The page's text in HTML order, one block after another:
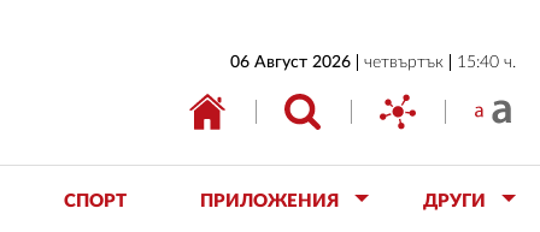
06 Август 2026 четвъртък 15:40 ч.
СПОРТ ПРИЛОЖЕНИЯ ДРУГИ
ИКОНОМИКА